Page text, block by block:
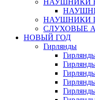
НАУШНИКИ
НАУШНИКИ
СЛУХОВЫЕ
НОВЫЙ ГОД
Гирлянды